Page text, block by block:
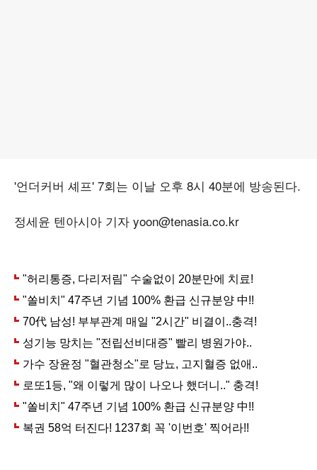
'언더커버 셰프' 7회는 이날 오후 8시 40분에 방송된다.
정세윤 텐아시아 기자 yoon@tenasia.co.kr